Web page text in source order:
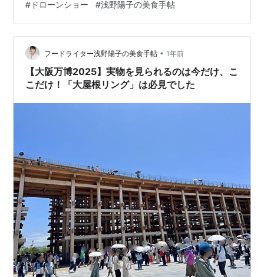
ショーが終わるまで、夜までいると21時30分くらいまで
は会場を離れられない。 入場は朝一の9時や、早めに入
るのをみんな推奨している（パビリオンの当日予約が取
りやすいから）。 すると入場時間の1時間半前くらいに会
場着になる（入場まで相…
# ドローンショー #浅野陽子の美食手帖
フードライター浅野陽子の美食手帖 • 1年前
【大阪万博2025】実物を見られるのは今だけ、こ
こだけ！「大屋根リング」は必見でした